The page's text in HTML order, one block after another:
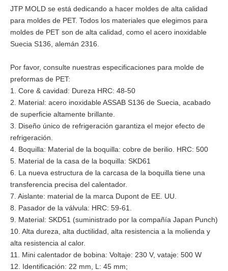
JTP MOLD se está dedicando a hacer moldes de alta calidad
para moldes de PET. Todos los materiales que elegimos para
moldes de PET son de alta calidad, como el acero inoxidable
Suecia S136, alemán 2316.
Por favor, consulte nuestras especificaciones para molde de
preformas de PET:
1. Core & cavidad: Dureza HRC: 48-50
2. Material: acero inoxidable ASSAB S136 de Suecia, acabado
de superficie altamente brillante.
3. Diseño único de refrigeración garantiza el mejor efecto de
refrigeración.
4. Boquilla: Material de la boquilla: cobre de berilio. HRC: 500
5. Material de la casa de la boquilla: SKD61
6. La nueva estructura de la carcasa de la boquilla tiene una
transferencia precisa del calentador.
7. Aislante: material de la marca Dupont de EE. UU.
8. Pasador de la válvula: HRC: 59-61.
9. Material: SKD51 (suministrado por la compañía Japan Punch)
10. Alta dureza, alta ductilidad, alta resistencia a la molienda y
alta resistencia al calor.
11. Mini calentador de bobina: Voltaje: 230 V, vataje: 500 W
12. Identificación: 22 mm, L: 45 mm;